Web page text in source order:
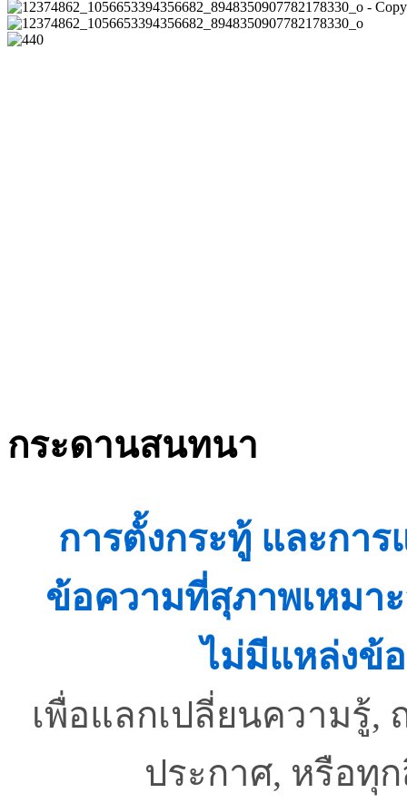
กระดานสนทนา
การตั้งกระทู้ และกา
ข้อความที่สุภาพเหมา
ไม่มีแหล่งข้
เพื่อแลกเปลี่ยนความรู้
ประกาศ, หรือทุ